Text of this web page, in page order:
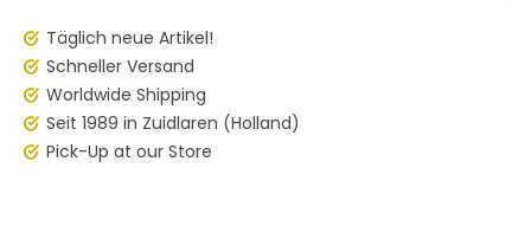
Täglich neue Artikel!
Schneller Versand
Worldwide Shipping
Seit 1989 in Zuidlaren (Holland)
Pick-Up at our Store